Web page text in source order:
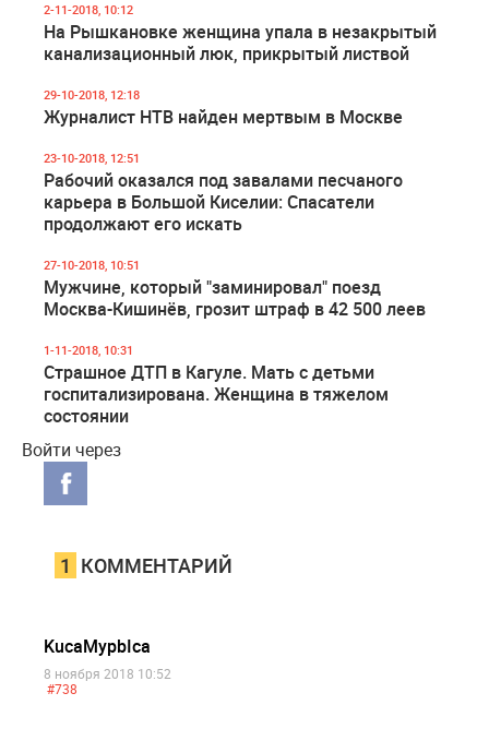
2-11-2018, 10:12
На Рышкановке женщина упала в незакрытый
канализационный люк, прикрытый листвой
29-10-2018, 12:18
Журналист НТВ найден мертвым в Москве
23-10-2018, 12:51
Рабочий оказался под завалами песчаного
карьера в Большой Киселии: Спасатели
продолжают его искать
27-10-2018, 10:51
Мужчине, который "заминировал" поезд
Москва-Кишинёв, грозит штраф в 42 500 леев
1-11-2018, 10:31
Страшное ДТП в Кагуле. Мать с детьми
госпитализирована. Женщина в тяжелом
состоянии
Войти через
1 КОММЕНТАРИЙ
KucaMypbIca
8 ноября 2018 10:52
#738